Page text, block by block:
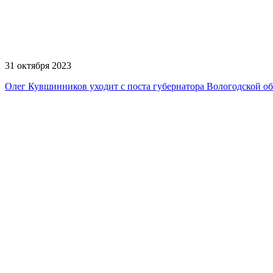
31 октября 2023
Олег Кувшинников уходит с поста губернатора Вологодской